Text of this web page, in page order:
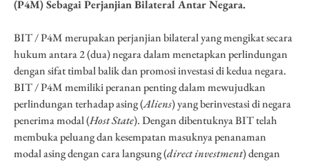
(P4M) Sebagai Perjanjian Bilateral Antar Negara.
BIT / P4M merupakan perjanjian bilateral yang mengikat secara
hukum antara 2 (dua) negara dalam menetapkan perlindungan
dengan sifat timbal balik dan promosi investasi di kedua negara.
BIT / P4M memiliki peranan penting dalam mewujudkan
perlindungan terhadap asing (Aliens) yang berinvestasi di negara
penerima modal (Host State). Dengan dibentuknya BIT telah
membuka peluang dan kesempatan masuknya penanaman
modal asing dengan cara langsung (direct investment) dengan